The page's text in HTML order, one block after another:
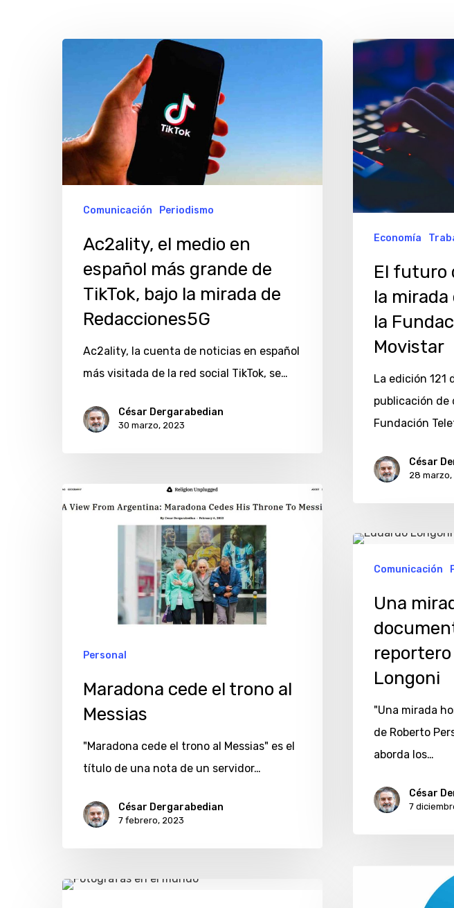
Hit enter to search or ESC to close
español
grande
bajo
mirada
Comunicación Periodismo
Ac2ality, el medio en
español más grande de
TikTok, bajo la mirada de
Redacciones5G
Ac2ality, la cuenta de noticias en español
más visitada de la red social TikTok, se…
César Dergarabedian
30 marzo, 2023
El
del
trabajo,
bajo
la
mirada
de
Fundación
Economía
El futuro
la
la
Movistar
La edición 121
publicación de
Fundación
César
28 marzo,
Maradona
Personal
Maradona cede el trono al
Messias
"Maradona cede el trono al Messias" es el
título de una nota de un servidor…
César Dergarabedian
7 febrero, 2023
Una
mirada
documental
sobre
reportero
Comunicación
Una
Longoni
"Una mirada
de Roberto
aborda los…
César
7
Fotógrafas